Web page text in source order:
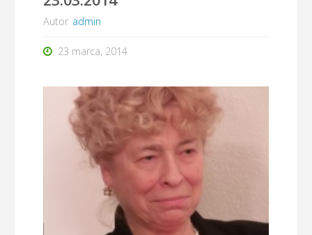
Autor admin
23 marca, 2014